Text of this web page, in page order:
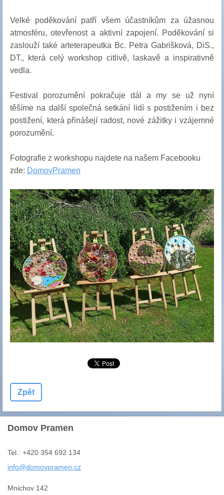
Velké poděkování patří všem účastníkům za úžasnou
atmosféru, otevřenost a aktivní zapojení. Poděkování si
zaslouží také arteterapeutka Bc. Petra Gabrišková, DiS.,
DT., která celý workshop citlivě, laskavě a inspirativně
vedla.
Festival porozumění pokračuje dál a my se už nyní
těšíme na další společná setkání lidí s postižením i bez
postižení, která přinášejí radost, nové zážitky i vzájemné
porozumění.
Fotografie z workshopu najdete na našem Facebooku
zde: DomovPramen
Zpět
Domov Pramen
Tel.: +420 354 692 134
info@domovpramen .cz
Mnichov 142